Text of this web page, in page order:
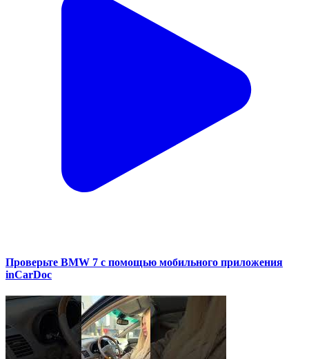
Проверьте BMW 7 с помощью мобильного приложения
inCarDoc